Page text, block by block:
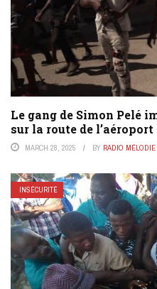
Le gang de Simon Pelé
sur la route de l’aéroport
MARCH 28, 2025 BY RADIO
INSÉCURITÉ